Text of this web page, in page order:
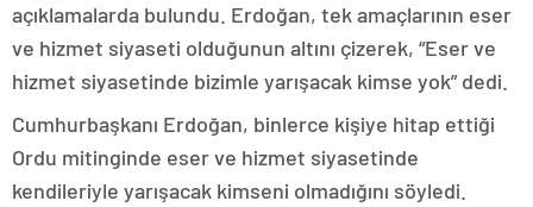
açıklamalarda bulundu. Erdoğan, tek amaçlarının eser
ve hizmet siyaseti olduğunun altını çizerek, “Eser ve
hizmet siyasetinde bizimle yarışacak kimse yok” dedi.
Cumhurbaşkanı Erdoğan, binlerce kişiye hitap ettiği
Ordu mitinginde eser ve hizmet siyasetinde
kendileriyle yarışacak kimseni olmadığını söyledi.